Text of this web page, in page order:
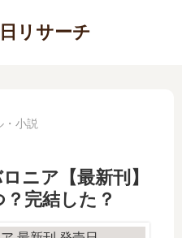
リサーチ
・小説
ニア【最新刊】
完結した？